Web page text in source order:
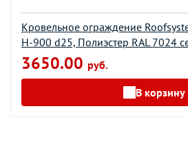
Кровельное ограждение
H-900 d25, Полиэстер RAL 7024
3650.00 руб.
В корзину